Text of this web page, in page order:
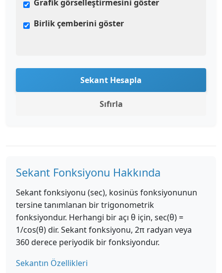
Grafik görselleştirmesini göster
Birlik çemberini göster
Sekant Hesapla
Sıfırla
Sekant Fonksiyonu Hakkında
Sekant fonksiyonu (sec), kosinüs fonksiyonunun
tersine tanımlanan bir trigonometrik
fonksiyondur. Herhangi bir açı θ için, sec(θ) =
1/cos(θ) dir. Sekant fonksiyonu, 2π radyan veya
360 derece periyodik bir fonksiyondur.
Sekantın Özellikleri